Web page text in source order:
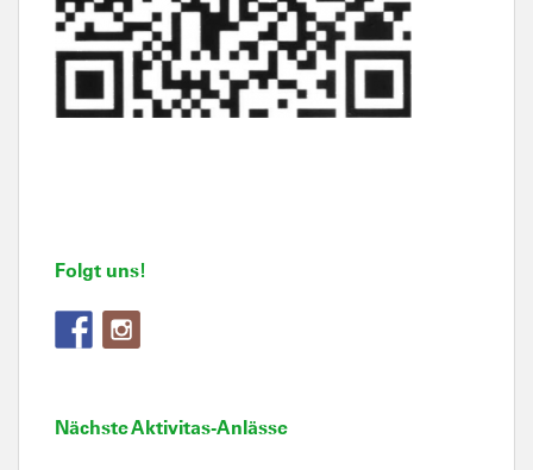
Folgt uns!
Nächste Aktivitas-Anlässe